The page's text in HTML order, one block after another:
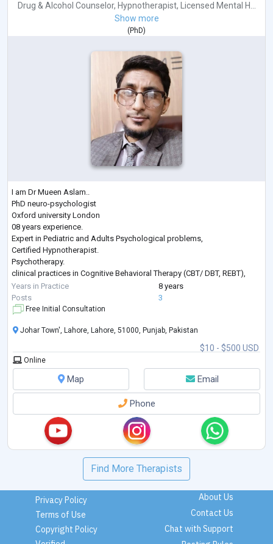
Drug & Alcohol Counselor, Hypnotherapist, Licensed Mental H...
Show more
( PhD)
I am Dr Mueen Aslam..
PhD neuro-psychologist
Oxford university London
08 years experience.
Expert in Pediatric and Adults Psychological problems,
Certified Hypnotherapist.
Psychotherapy.
clinical practices in Cognitive Behavioral Therapy (CBT/ DBT, REBT),
Adolescent Therapy,
Interpersonal Therapy( IPT),
Family Therapy,
Acceptance and Commitment Therapy,
Trauma Therapy,
Timeline Therapy,
Addiction Counseling,
Psychological assessment and Intelligence Testing.
...
Years in Practice
8 years
Posts
3
Free Initial Consultation
$10 - $500 USD
Johar Town', Lahore, Lahore, 51000, Punjab, Pakistan
Online
Map Email
Phone
Find More Therapists
Privacy Policy
Terms of Use
Copyright Policy
About Us
Contact Us
Chat with Support